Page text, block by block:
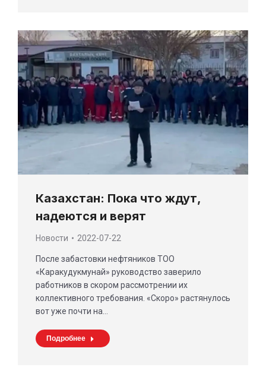
Казахстан: Пока что ждут,
надеются и верят
Новости 2022-07-22
После забастовки нефтяников ТОО
«Каракудукмунай» руководство заверило
работников в скором рассмотрении их
коллективного требования. «Скоро» растянулось
вот уже почти на…
Подробнее